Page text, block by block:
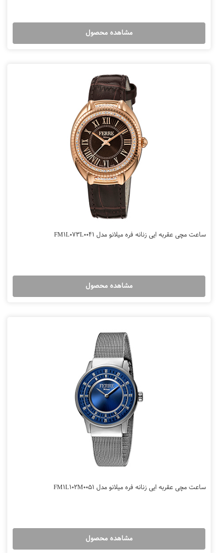
مشاهده محصول
ساعت مچی عقربه ایی زنانه فره میلانو مدل FM1L073L0041
مشاهده محصول
ساعت مچی عقربه ایی زنانه فره میلانو مدل FM1L102M0051
مشاهده محصول